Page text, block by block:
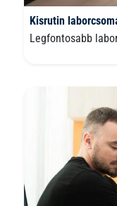
Kisrutin
Legfontosabb